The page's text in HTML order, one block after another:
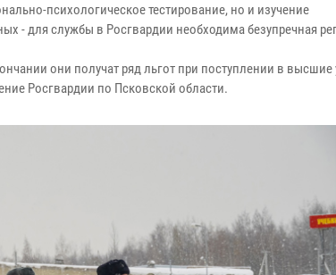
психологическое тестирование, но и изучение
- для службы в Росгвардии необходима безупречная
они получат ряд льгот при поступлении в высшие
Росгвардии по Псковской области.